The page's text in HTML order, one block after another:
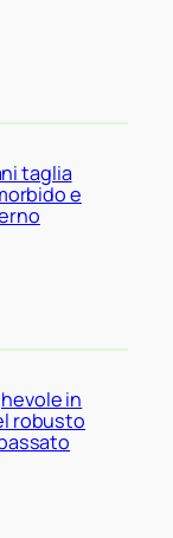
taglia
e
in
robusto